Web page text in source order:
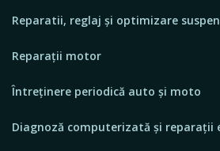
Reparatii, reglaj și optimizare
Reparații motor
Întreținere periodică auto și moto
Diagnoză computerizată și reparații